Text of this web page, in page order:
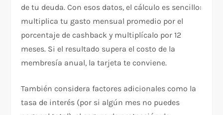
de tu deuda. Con esos datos, el cálculo es sencillo:
multiplica tu gasto mensual promedio por el
porcentaje de cashback y multiplícalo por 12
meses. Si el resultado supera el costo de la
membresía anual, la tarjeta te conviene.
También considera factores adicionales como la
tasa de interés (por si algún mes no puedes